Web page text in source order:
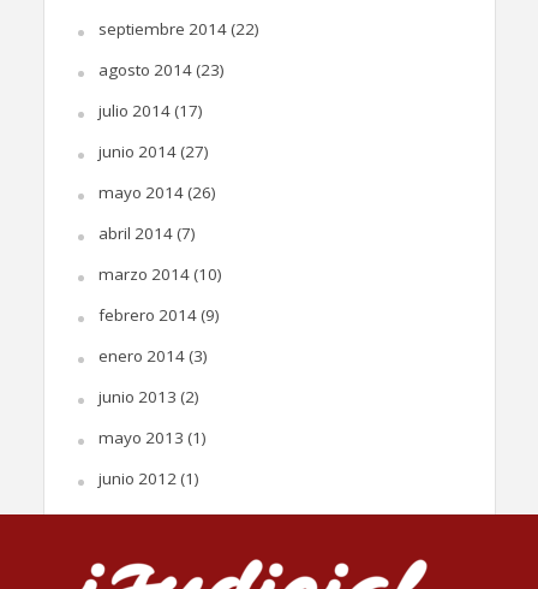
septiembre 2014(22)
agosto 2014(23)
julio 2014(17)
junio 2014(27)
mayo 2014(26)
abril 2014(7)
marzo 2014(10)
febrero 2014(9)
enero 2014(3)
junio 2013 (2)
mayo 2013 (1)
junio 2012 (1)